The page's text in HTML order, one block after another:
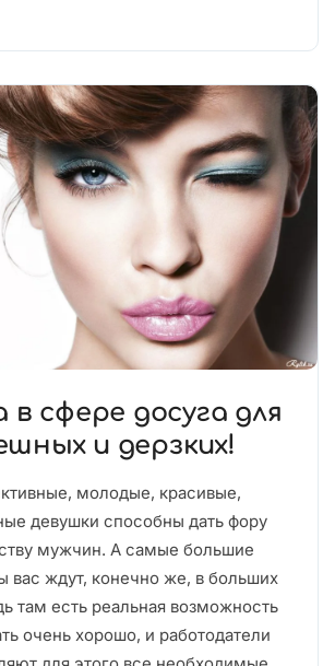
в сфере досуга для
и дерзких!
молодые, красивые,
девушки способны дать фору
мужчин. А самые большие
вас ждут, конечно же, в больших
там есть реальная возможность
очень хорошо, и работодатели